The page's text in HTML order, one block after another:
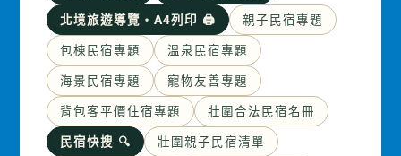
北境旅遊導覽・A4列印 🖨
親子民宿專題
包棟民宿專題
溫泉民宿專題
海景民宿專題
寵物友善專題
背包客平價住宿專題
壯圍合法民宿名冊
民宿快搜 🔍
壯圍親子民宿清單